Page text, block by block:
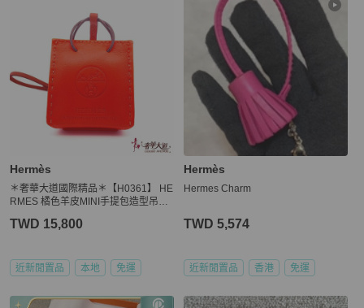
Hermès
＊奢華大道國際精品＊【H0361】 HE
RMES 橘色羊皮MINI手提包造型吊飾
TWD 15,800
近新閒置品 本地 免運
Hermès
Hermes Charm
TWD 5,574
近新閒置品 香港 免運